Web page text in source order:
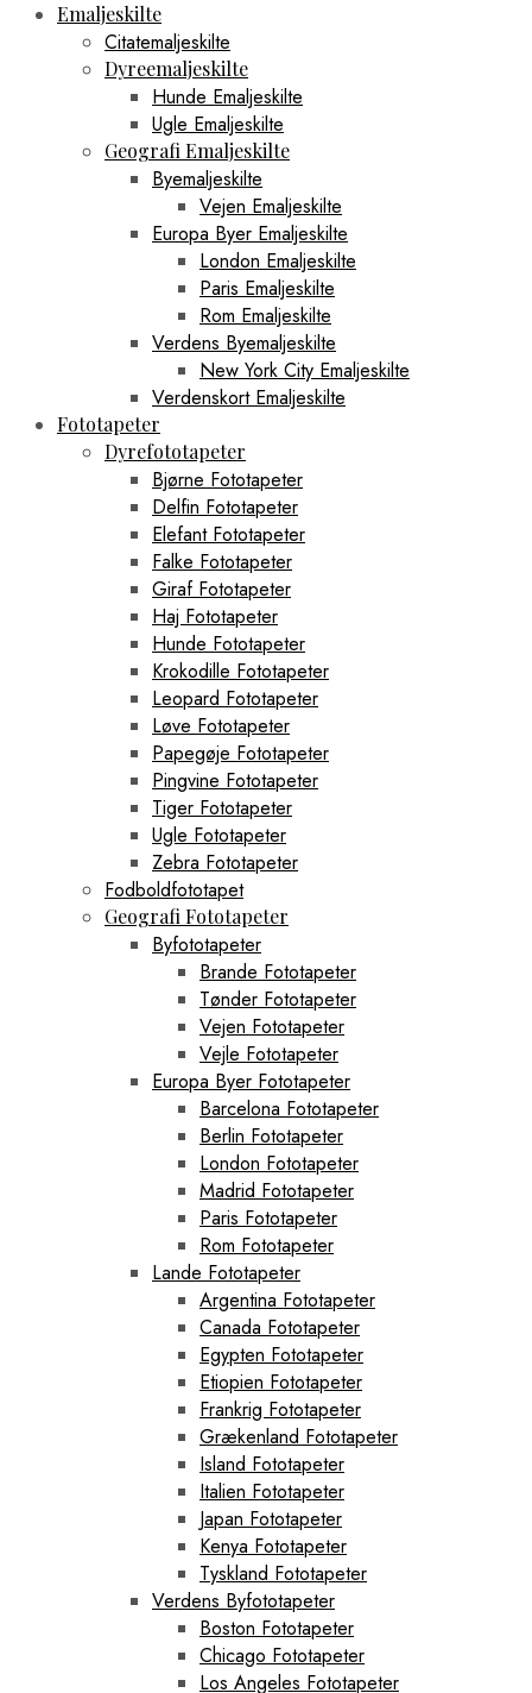
Emaljeskilte
Citatemaljeskilte
Dyreemaljeskilte
Hunde Emaljeskilte
Ugle Emaljeskilte
Geografi Emaljeskilte
Byemaljeskilte
Vejen Emaljeskilte
Europa Byer Emaljeskilte
London Emaljeskilte
Paris Emaljeskilte
Rom Emaljeskilte
Verdens Byemaljeskilte
New York City Emaljeskilte
Verdenskort Emaljeskilte
Fototapeter
Dyrefototapeter
Bjørne Fototapeter
Delfin Fototapeter
Elefant Fototapeter
Falke Fototapeter
Giraf Fototapeter
Haj Fototapeter
Hunde Fototapeter
Krokodille Fototapeter
Leopard Fototapeter
Løve Fototapeter
Papegøje Fototapeter
Pingvine Fototapeter
Tiger Fototapeter
Ugle Fototapeter
Zebra Fototapeter
Fodboldfototapet
Geografi Fototapeter
Byfototapeter
Brande Fototapeter
Tønder Fototapeter
Vejen Fototapeter
Vejle Fototapeter
Europa Byer Fototapeter
Barcelona Fototapeter
Berlin Fototapeter
London Fototapeter
Madrid Fototapeter
Paris Fototapeter
Rom Fototapeter
Lande Fototapeter
Argentina Fototapeter
Canada Fototapeter
Egypten Fototapeter
Etiopien Fototapeter
Frankrig Fototapeter
Grækenland Fototapeter
Island Fototapeter
Italien Fototapeter
Japan Fototapeter
Kenya Fototapeter
Tyskland Fototapeter
Verdens Byfototapeter
Boston Fototapeter
Chicago Fototapeter
Los Angeles Fototapeter